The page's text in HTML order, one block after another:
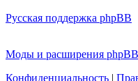
Русская поддержка phpBB
Моды и расширения phpBB
Конфиденциальность |